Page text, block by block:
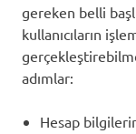
gereken belli
kullanıcıların
adımlar:
Hesap